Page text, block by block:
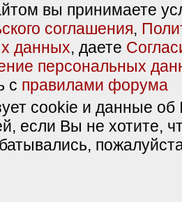
вы принимаете
соглашения,
данных, даете
персональных
с правилами форума
cookie и данные об
если Вы не хотите,